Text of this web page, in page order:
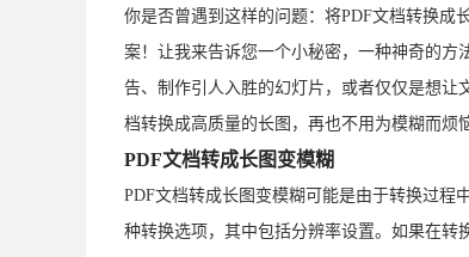
你是否曾遇到这样的问题：将PDF文档转换成
案！让我来告诉您一个小秘密，一种神奇的方
告、制作引人入胜的幻灯片，或者仅仅是想让
档转换成高质量的长图，再也不用为模糊而烦
PDF文档转成长图变模糊
PDF文档转成长图变模糊可能是由于转换过程
种转换选项，其中包括分辨率设置。如果在转